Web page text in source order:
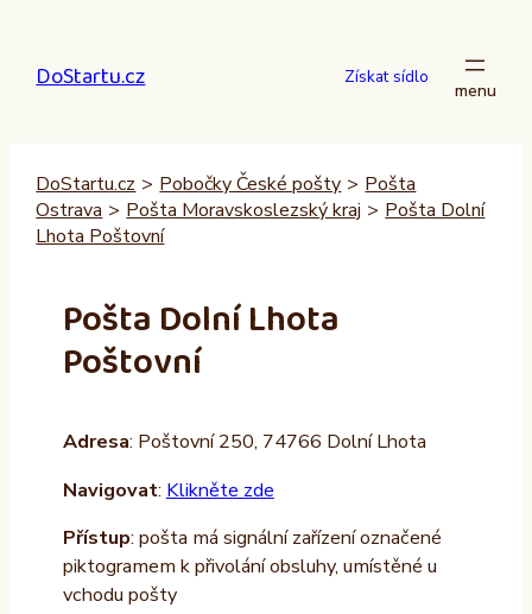
obsah
DoStartu.cz Získat sídlo
DoStartu.cz > Pobočky České pošty > Pošta
Ostrava > Pošta Moravskoslezský kraj > Pošta Dolní
Lhota Poštovní
Pošta Dolní Lhota
Poštovní
Adresa: Poštovní 250, 74766 Dolní Lhota
Navigovat: Klikněte zde
Přístup: pošta má signální zařízení označené
piktogramem k přivolání obsluhy, umístěné u
vchodu pošty